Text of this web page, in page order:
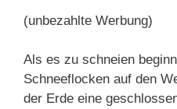
(unbezahlte Werbung)
Als es zu schneien
Schneeflocken auf den
der Erde eine